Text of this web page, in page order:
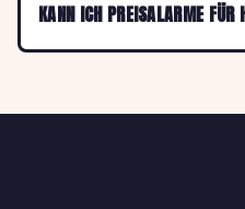
KANN ICH PREISALARME FÜR